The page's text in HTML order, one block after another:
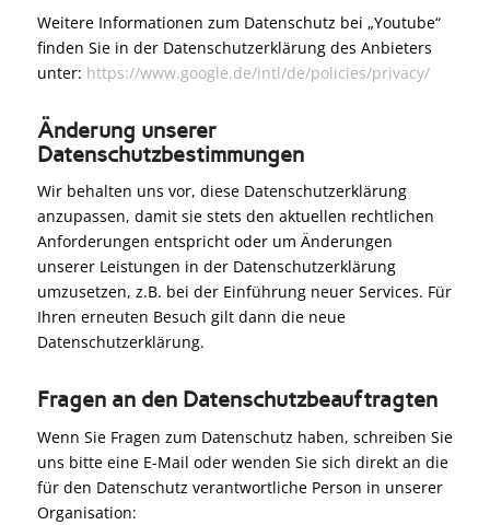
Weitere Informationen zum Datenschutz bei „Youtube“
finden Sie in der Datenschutzerklärung des Anbieters
unter: https://www.google.de/intl/de/policies/privacy/
Änderung unserer
Datenschutzbestimmungen
Wir behalten uns vor, diese Datenschutzerklärung
anzupassen, damit sie stets den aktuellen rechtlichen
Anforderungen entspricht oder um Änderungen
unserer Leistungen in der Datenschutzerklärung
umzusetzen, z.B. bei der Einführung neuer Services. Für
Ihren erneuten Besuch gilt dann die neue
Datenschutzerklärung.
Fragen an den Datenschutzbeauftragten
Wenn Sie Fragen zum Datenschutz haben, schreiben Sie
uns bitte eine E-Mail oder wenden Sie sich direkt an die
für den Datenschutz verantwortliche Person in unserer
Organisation: